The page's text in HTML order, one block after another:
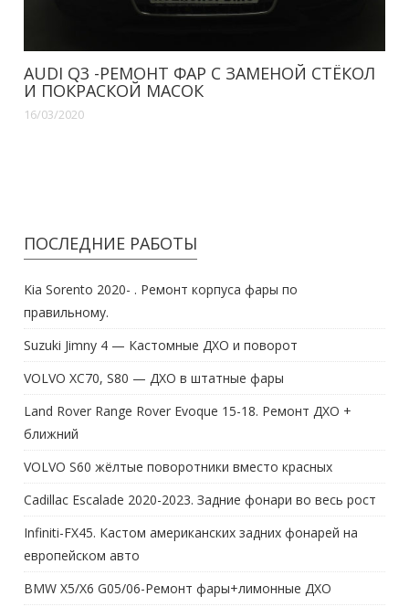
AUDI Q3 -РЕМОНТ ФАР С ЗАМЕНОЙ СТЁКОЛ
И ПОКРАСКОЙ МАСОК
16/03/2020
ПОСЛЕДНИЕ РАБОТЫ
Kia Sorento 2020- . Ремонт корпуса фары по
правильному.
Suzuki Jimny 4 — Кастомные ДХО и поворот
VOLVO XC70, S80 — ДХО в штатные фары
Land Rover Range Rover Evoque 15-18. Ремонт ДХО +
ближний
VOLVO S60 жёлтые поворотники вместо красных
Cadillac Escalade 2020-2023. Задние фонари во весь рост
Infiniti-FX45. Кастом американских задних фонарей на
европейском авто
BMW X5/X6 G05/06-Ремонт фары+лимонные ДХО